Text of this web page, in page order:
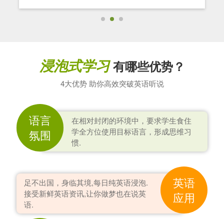
浸泡式学习有哪些优势？
4大优势 助你高效突破英语听说
语言
氛围
在相对封闭的环境中，要求学生食住
学全方位使用目标语言，形成思维习
惯.
英语
应用
足不出国，身临其境,每日纯英语浸泡.
接受新鲜英语资讯,让你做梦也在说英
语.